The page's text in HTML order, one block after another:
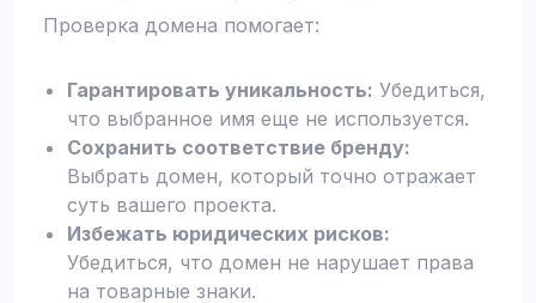
Проверка домена помогает:
Гарантировать уникальность: Убедиться,
что выбранное имя еще не используется.
Сохранить соответствие бренду:
Выбрать домен, который точно отражает
суть вашего проекта.
Избежать юридических рисков:
Убедиться, что домен не нарушает права
на товарные знаки.